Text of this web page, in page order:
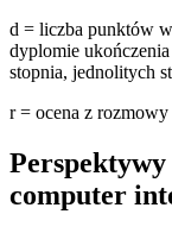
d = liczba punktów
dyplomie
stopnia, jednolitych
r = ocena z
computer